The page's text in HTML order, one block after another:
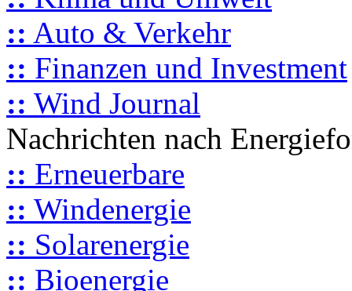
:: Auto & Verkehr
:: Finanzen und Investment
:: Wind Journal
Nachrichten nach
:: Erneuerbare
:: Windenergie
:: Solarenergie
:: Bioenergie